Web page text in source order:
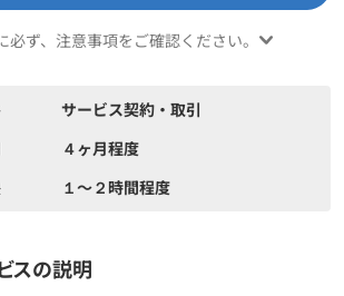
必ず、注意事項をご確認ください。
サービス契約・取引
４ヶ月程度
１〜２時間程度
スの説明